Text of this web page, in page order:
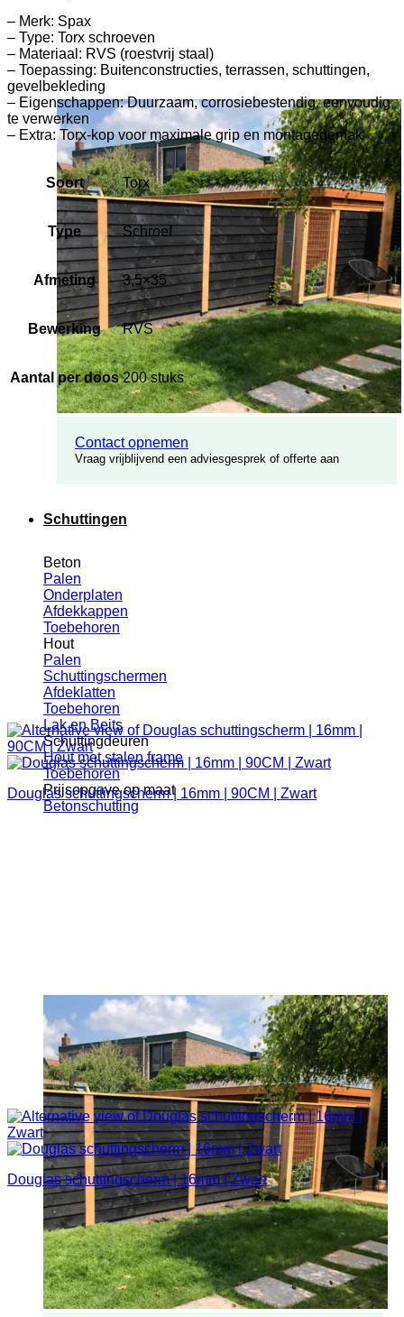
Contact opnemen
Vraag vrijblijvend een adviesgesprek of offerte aan
Schuttingen
Beton
Palen
Onderplaten
Afdekkappen
Toebehoren
Hout
Palen
Schuttingschermen
Afdeklatten
Toebehoren
Lak en Beits
Schuttingdeuren
Hout met stalen frame
Toebehoren
Prijsopgave op maat
Betonschutting
– Merk: Spax
– Type: Torx schroeven
– Materiaal: RVS (roestvrij staal)
– Toepassing: Buitenconstructies, terrassen, schuttingen,
gevelbekleding
– Eigenschappen: Duurzaam, corrosiebestendig, eenvoudig
te verwerken
– Extra: Torx-kop voor maximale grip en montagegemak
Soort Torx
Type Schroef
Afmeting 3,5×35
Bewerking RVS
Aantal per doos 200 stuks
Douglas schuttingscherm | 16mm | 90CM | Zwart
Douglas schuttingscherm | 16mm | Zwart